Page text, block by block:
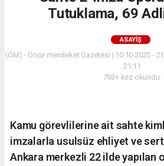
Tutuklama, 69
ASAYIŞ
(ÖM) - Önce memleket Gazetesi | 10.10.2025 -
21:11
793+ kez okundu.
Kamu görevlilerine ait sahte
imzalarla usulsüz ehliyet ve
Ankara merkezli 22 ilde yapılan